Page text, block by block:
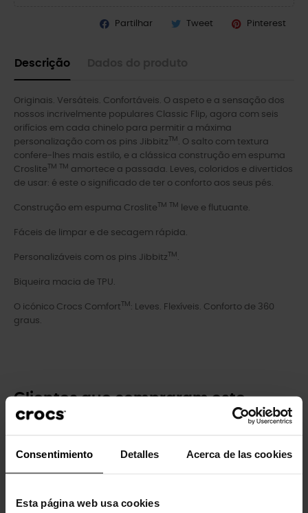
Consentimiento Detalles Acerca de las cookies
Esta página web usa cookies
Partilhar Tweet Pinterest
Descrição
Originais. Versáteis. Confortáveis. O aspeto e a sensação dos
nossos incrivelmente populares Classic Flip, agora com seis
orifícios em cada chinelo para permitir a máxima
personalização com os pins JibbitzTM . O salto com textura
confere-lhes mais estilo, e a clássica construção em espuma
CrosliteTM TM amortece a passada. Leves, coloridos e divertidos
de usar: é este o significado de ter o conforto aos seus pés.
Construção em espuma CrosliteTM TM leve e flutuante.
Fáceis de limpar e de secagem rápida.
Personalizáveis com os pins JibbitzTM .
Biqueira macia de TPU.
O icónico Crocs ComfortTM : Leves. Flexíveis. Conforto de 360
graus.
Clientes que compraram este
produto também compraram: